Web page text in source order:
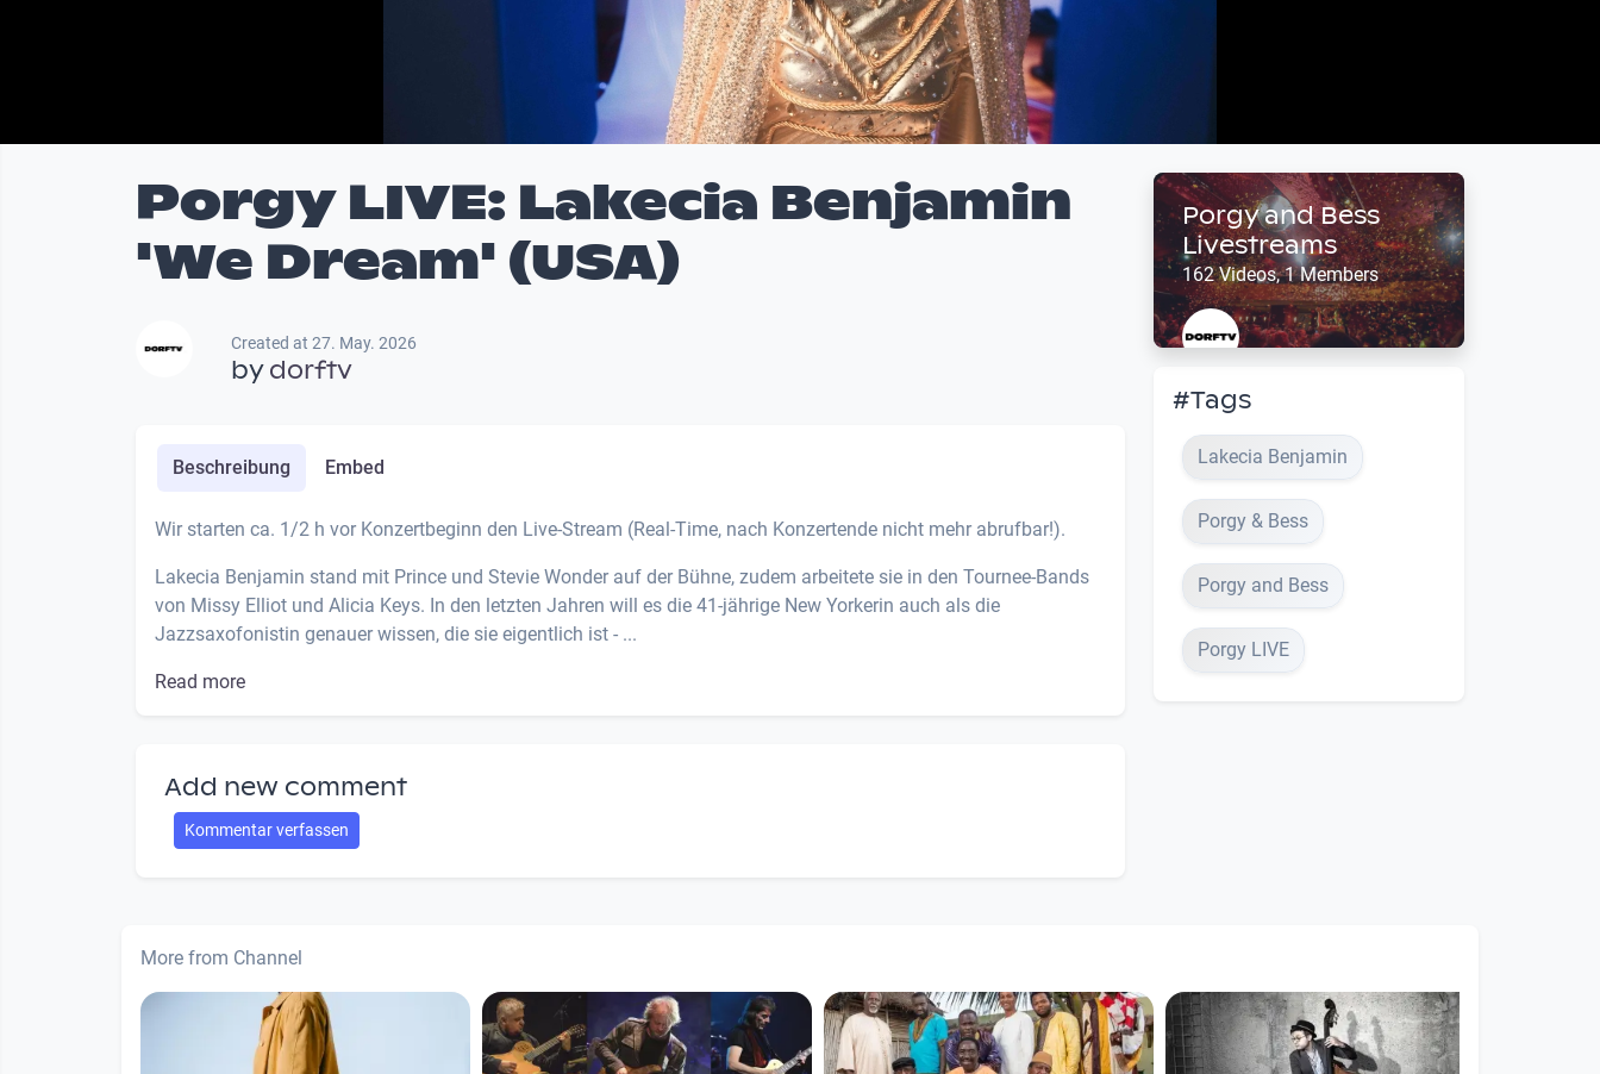
Porgy LIVE: Lakecia Benjamin
'We Dream' (USA)
Created at 27. May. 2026
bydorftv
Beschreibung Embed
Wir starten ca. 1/2 h vor Konzertbeginn den Live-Stream (Real-Time, nach Konzertende nicht mehr abrufbar!).
Lakecia Benjamin stand mit Prince und Stevie Wonder auf der Bühne, zudem arbeitete sie in den Tournee-Bands
von Missy Elliot und Alicia Keys. In den letzten Jahren will es die 41-jährige New Yorkerin auch als die
Jazzsaxofonistin genauer wissen, die sie eigentlich ist - ...
Read more
Add new comment
Kommentar verfassen
Porgy and Bess
Livestreams
162 Videos, 1 Members
#Tags
Lakecia Benjamin
Porgy & Bess
Porgy and Bess
Porgy LIVE
More from Channel